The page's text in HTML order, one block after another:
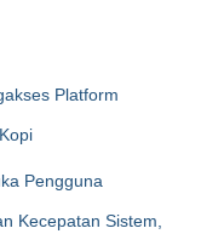
Platform
Pengguna
Kecepatan Sistem,